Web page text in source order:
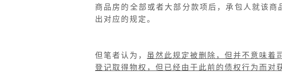
商品房的全部或者大部分款项后，承包人就该
出对应的规定。
但笔者认为，
虽然此规定被删除，但并不意味着
登记取得物权，但已经由于此前的债权行为而对